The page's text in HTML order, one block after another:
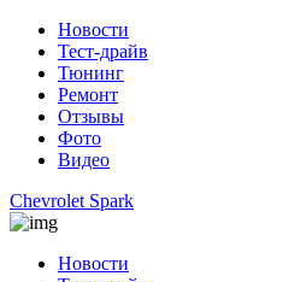
Новости
Тест-драйв
Тюнинг
Ремонт
Отзывы
Фото
Видео
Chevrolet Spark
Новости